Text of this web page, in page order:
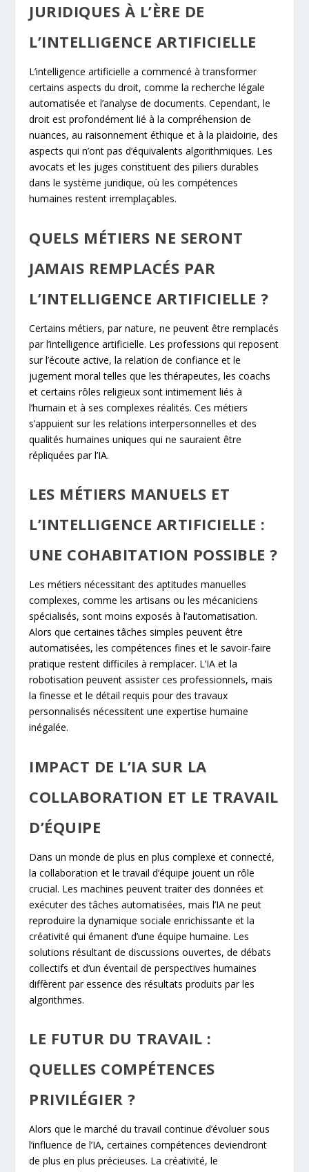
JURIDIQUES À L’ÈRE DE
L’INTELLIGENCE ARTIFICIELLE
L’intelligence artificielle a commencé à transformer
certains aspects du droit, comme la recherche légale
automatisée et l’analyse de documents. Cependant, le
droit est profondément lié à la compréhension de
nuances, au raisonnement éthique et à la plaidoirie, des
aspects qui n’ont pas d’équivalents algorithmiques. Les
avocats et les juges constituent des piliers durables
dans le système juridique, où les compétences
humaines restent irremplaçables.
QUELS MÉTIERS NE SERONT
JAMAIS REMPLACÉS PAR
L’INTELLIGENCE ARTIFICIELLE ?
Certains métiers, par nature, ne peuvent être remplacés
par l’intelligence artificielle. Les professions qui reposent
sur l’écoute active, la relation de confiance et le
jugement moral telles que les thérapeutes, les coachs
et certains rôles religieux sont intimement liés à
l’humain et à ses complexes réalités. Ces métiers
s’appuient sur les relations interpersonnelles et des
qualités humaines uniques qui ne sauraient être
répliquées par l’IA.
LES MÉTIERS MANUELS ET
L’INTELLIGENCE ARTIFICIELLE :
UNE COHABITATION POSSIBLE ?
Les métiers nécessitant des aptitudes manuelles
complexes, comme les artisans ou les mécaniciens
spécialisés, sont moins exposés à l’automatisation.
Alors que certaines tâches simples peuvent être
automatisées, les compétences fines et le savoir-faire
pratique restent difficiles à remplacer. L’IA et la
robotisation peuvent assister ces professionnels, mais
la finesse et le détail requis pour des travaux
personnalisés nécessitent une expertise humaine
inégalée.
IMPACT DE L’IA SUR LA
COLLABORATION ET LE TRAVAIL
D’ÉQUIPE
Dans un monde de plus en plus complexe et connecté,
la collaboration et le travail d’équipe jouent un rôle
crucial. Les machines peuvent traiter des données et
exécuter des tâches automatisées, mais l’IA ne peut
reproduire la dynamique sociale enrichissante et la
créativité qui émanent d’une équipe humaine. Les
solutions résultant de discussions ouvertes, de débats
collectifs et d’un éventail de perspectives humaines
diffèrent par essence des résultats produits par les
algorithmes.
LE FUTUR DU TRAVAIL :
QUELLES COMPÉTENCES
PRIVILÉGIER ?
Alors que le marché du travail continue d’évoluer sous
l’influence de l’IA, certaines compétences deviendront
de plus en plus précieuses. La créativité, le